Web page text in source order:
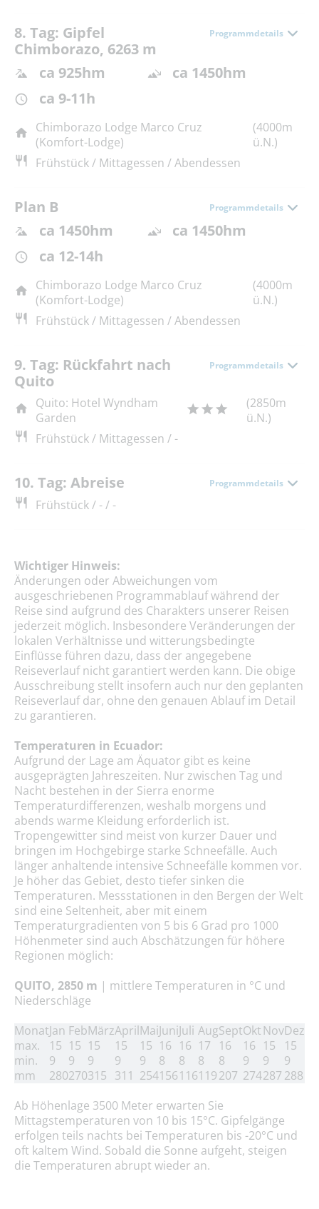
8. Tag: Gipfel
Chimborazo, 6263 m
Programmdetails
ca 925hm
ca 1450hm
ca 9-11h
Chimborazo Lodge Marco Cruz
(Komfort-Lodge)
(4000m
ü.N.)
Frühstück / Mittagessen / Abendessen
Plan B Programmdetails
ca 1450hm
ca 1450hm
ca 12-14h
Chimborazo Lodge Marco Cruz
(Komfort-Lodge)
(4000m
ü.N.)
Frühstück / Mittagessen / Abendessen
9. Tag: Rückfahrt nach
Quito
Programmdetails
Quito: Hotel Wyndham
Garden
(2850m
ü.N.)
Frühstück / Mittagessen / -
10. Tag: Abreise Programmdetails
Frühstück / - / -
Wichtiger Hinweis:
Änderungen oder Abweichungen vom
ausgeschriebenen Programmablauf während der
Reise sind aufgrund des Charakters unserer Reisen
jederzeit möglich. Insbesondere Veränderungen der
lokalen Verhältnisse und witterungsbedingte
Einflüsse führen dazu, dass der angegebene
Reiseverlauf nicht garantiert werden kann. Die obige
Ausschreibung stellt insofern auch nur den geplanten
Reiseverlauf dar, ohne den genauen Ablauf im Detail
zu garantieren.
Temperaturen in Ecuador:
Aufgrund der Lage am Äquator gibt es keine
ausgeprägten Jahreszeiten. Nur zwischen Tag und
Nacht bestehen in der Sierra enorme
Temperaturdifferenzen, weshalb morgens und
abends warme Kleidung erforderlich ist.
Tropengewitter sind meist von kurzer Dauer und
bringen im Hochgebirge starke Schneefälle. Auch
länger anhaltende intensive Schneefälle kommen vor.
Je höher das Gebiet, desto tiefer sinken die
Temperaturen. Messstationen in den Bergen der Welt
sind eine Seltenheit, aber mit einem
Temperaturgradienten von 5 bis 6 Grad pro 1000
Höhenmeter sind auch Abschätzungen für höhere
Regionen möglich:
QUITO, 2850 m | mittlere Temperaturen in °C und
Niederschläge
MonatJan FebMärzAprilMaiJuniJuli AugSeptOkt NovDez
max.
15 15 15 15 15 16 16 17 16 16 15
15
min.
9 9 9 9 9 8 8 8 8 9 9
9
mm
280270315 311 254156116119207 274287 288
Ab Höhenlage 3500 Meter erwarten Sie
Mittagstemperaturen von 10 bis 15°C. Gipfelgänge
erfolgen teils nachts bei Temperaturen bis -20°C und
oft kaltem Wind. Sobald die Sonne aufgeht, steigen
die Temperaturen abrupt wieder an.